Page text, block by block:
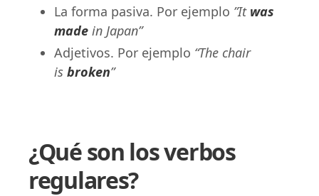
La forma pasiva. Por ejemplo ”It was
made in Japan”
Adjetivos. Por ejemplo “The chair
is broken”
¿Qué son los verbos
regulares?